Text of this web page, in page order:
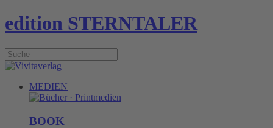
edition STERNTALER
MEDIEN
BOOK